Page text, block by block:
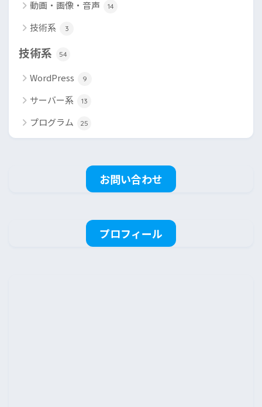
動画・画像・音声 14
技術系 3
技術系 54
WordPress 9
サーバー系 13
プログラム 25
お問い合わせ
プロフィール